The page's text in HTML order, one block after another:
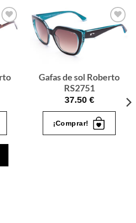
Gafas
Gafas de sol Roberto
RS2751
37.50 €
¡Comprar!